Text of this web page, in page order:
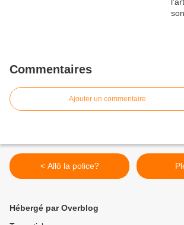
Commentaires
Ajouter un commentaire
< Allô la police?
Hébergé par Overblog